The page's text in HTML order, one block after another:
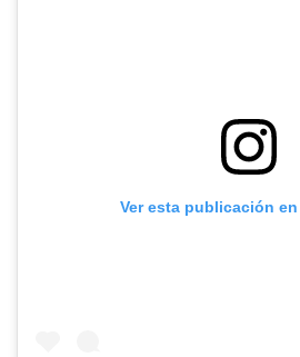
Ver esta publicación